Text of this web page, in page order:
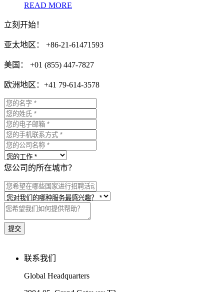
READ MORE
立刻开始！
亚太地区： +86-21-61471593
美国： +01 (855) 447-7827
欧洲地区：+41 79-614-3578
您公司的所在城市？
联系我们
Global Headquarters